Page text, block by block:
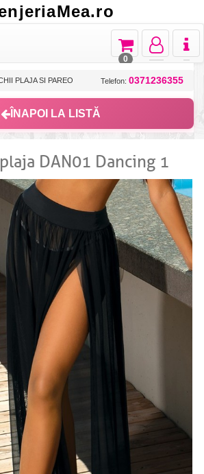
Toggle
Toggle
navigation
Toggle
navigation
0
PLAJA SI PAREO Telefon: 0371236355
ÎNAPOI LA LISTĂ
DAN01 Dancing 1